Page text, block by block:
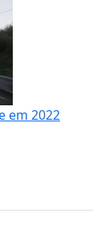
em 2022